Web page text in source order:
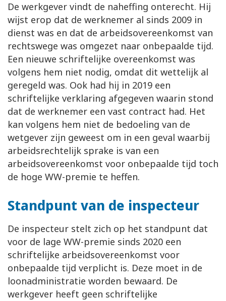
De werkgever vindt de naheffing onterecht. Hij
wijst erop dat de werknemer al sinds 2009 in
dienst was en dat de arbeidsovereenkomst van
rechtswege was omgezet naar onbepaalde tijd.
Een nieuwe schriftelijke overeenkomst was
volgens hem niet nodig, omdat dit wettelijk al
geregeld was. Ook had hij in 2019 een
schriftelijke verklaring afgegeven waarin stond
dat de werknemer een vast contract had. Het
kan volgens hem niet de bedoeling van de
wetgever zijn geweest om in een geval waarbij
arbeidsrechtelijk sprake is van een
arbeidsovereenkomst voor onbepaalde tijd toch
de hoge WW-premie te heffen.
Standpunt van de inspecteur
De inspecteur stelt zich op het standpunt dat
voor de lage WW-premie sinds 2020 een
schriftelijke arbeidsovereenkomst voor
onbepaalde tijd verplicht is. Deze moet in de
loonadministratie worden bewaard. De
werkgever heeft geen schriftelijke